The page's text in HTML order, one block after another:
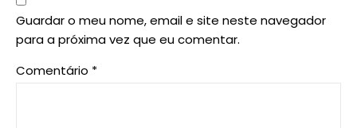
Guardar o meu nome, email e site neste navegador
para a próxima vez que eu comentar.
Comentário *